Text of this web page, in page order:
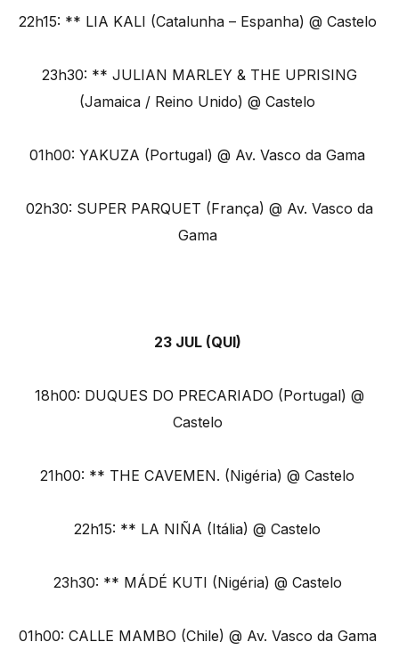
22h15: ** LIA KALI (Catalunha – Espanha) @ Castelo
23h30: ** JULIAN MARLEY & THE UPRISING
(Jamaica / Reino Unido) @ Castelo
01h00: YAKUZA (Portugal) @ Av. Vasco da Gama
02h30: SUPER PARQUET (França) @ Av. Vasco da
Gama
23 JUL (QUI)
18h00: DUQUES DO PRECARIADO (Portugal) @
Castelo
21h00: ** THE CAVEMEN. (Nigéria) @ Castelo
22h15: ** LA NIÑA (Itália) @ Castelo
23h30: ** MÁDÉ KUTI (Nigéria) @ Castelo
01h00: CALLE MAMBO (Chile) @ Av. Vasco da Gama